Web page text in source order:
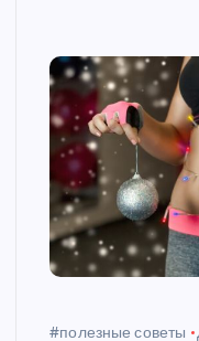
#полезные советы